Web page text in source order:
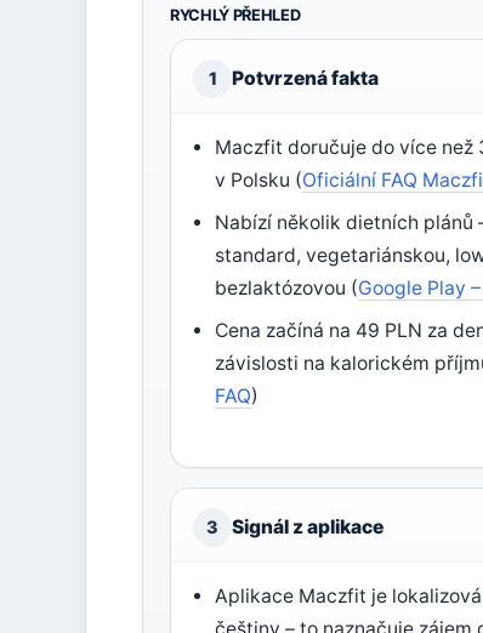
RYCHLÝ PŘEHLED
1 Potvrzená fakta
Maczfit doručuje do více než
v Polsku (Oficiální FAQ
Nabízí několik dietních plánů
standard, vegetariánskou,
bezlaktózovou (Google Play
Cena začíná na 49 PLN za
závislosti na kalorickém
FAQ)
3 Signál z aplikace
Aplikace Maczfit je